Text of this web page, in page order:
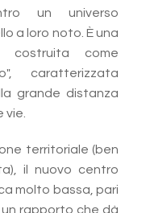
un universo
a loro noto. È una
come
caratterizzata
grande distanza
territoriale (ben
il nuovo centro
molto bassa, pari
rapporto che dà